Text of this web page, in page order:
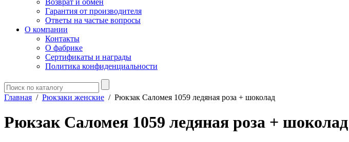
Возврат и обмен
Гарантия от производителя
Ответы на частые вопросы
О компании
Контакты
О фабрике
Сертификаты и награды
Политика конфиденциальности
Главная / Рюкзаки женские / Рюкзак Саломея 1059 ледяная роза + шоколад
Рюкзак Саломея 1059 ледяная роза + шоколад